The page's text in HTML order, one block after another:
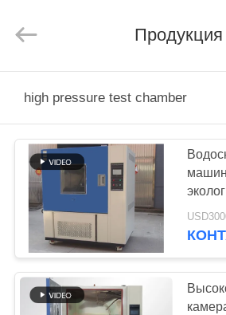
ПРОДУКТЫ
НАС
ПУТЕШЕСТВИЕ
ФАБРИКИ
Simulation
Industry.
Продукция
high pressure test chamber
теста